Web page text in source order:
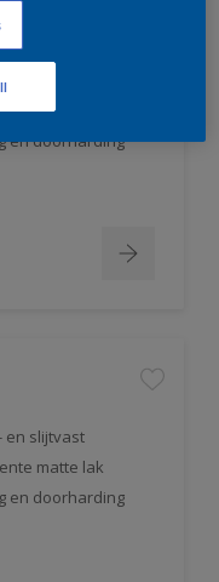
en slijtvast
zijdeglanslak
en doorharding
en slijtvast
matte lak
en doorharding